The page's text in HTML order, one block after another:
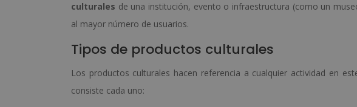
culturales de una institución, evento o infraestructura (como un
al mayor número de usuarios.
Tipos de productos culturales
Los productos culturales hacen referencia a cualquier actividad en
consiste cada uno: